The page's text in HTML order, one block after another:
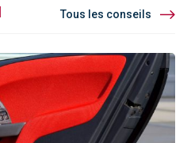
Tous les conseils